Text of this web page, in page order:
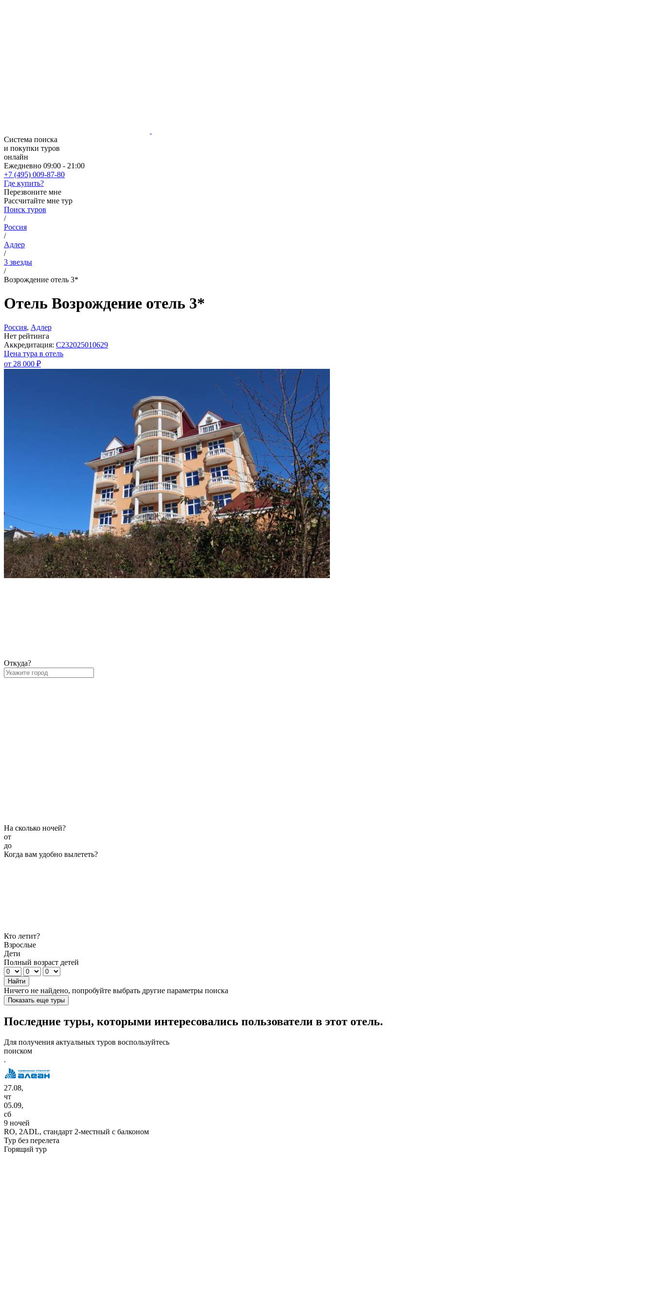
Система поиска
и покупки туров
онлайн
Ежедневно 09:00 - 21:00
+7 (495) 009-87-80
Где купить?
Перезвоните мне
Рассчитайте мне тур
Поиск туров
/
Россия
/
Адлер
/
3 звезды
/
Возрождение отель 3*
Отель Возрождение отель 3*
Россия, Адлер
Нет рейтинга
Аккредитация: С232025010629
Цена тура в отель
от 28 000 ₽
Откуда?
На сколько ночей?
от
до
Когда вам удобно вылететь?
Кто летит?
Взрослые
Дети
Полный возраст детей
Найти
Ничего не найдено, попробуйте выбрать другие параметры поиска
Показать еще туры
Последние туры, которыми интересовались пользователи в этот отель.
Для получения актуальных туров воспользуйтесь
поиском
.
27.08,
чт
05.09,
сб
9 ночей
RO, 2ADL, стандарт 2-местный с балконом
Тур без перелета
Горящий тур